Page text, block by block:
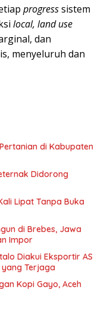
progresssistem
local, land use
dan
menyeluruh dan
di Kabupaten
Didorong
Lipat Tanpa Buka
di Brebes, Jawa
Impor
Diakui Eksportir AS
Terjaga
Kopi Gayo, Aceh